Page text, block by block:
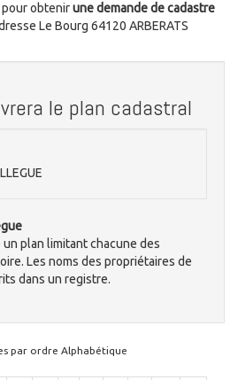
obtenirune demande de cadastre
Le Bourg 64120 ARBERATS
le plan cadastral
plan limitant chacune des
Les noms des propriétaires de
dans un registre.
par ordre Alphabétique